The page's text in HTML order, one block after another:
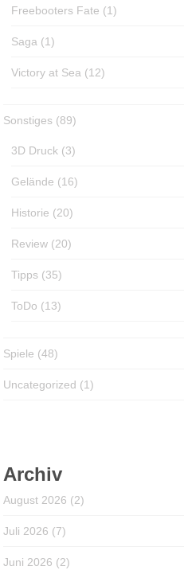
Freebooters Fate (1)
Saga (1)
Victory at Sea (12)
Sonstiges (89)
3D Druck (3)
Gelände (16)
Historie (20)
Review (20)
Tipps (35)
ToDo (13)
Spiele (48)
Uncategorized (1)
Archiv
August 2026 (2)
Juli 2026 (7)
Juni 2026 (2)